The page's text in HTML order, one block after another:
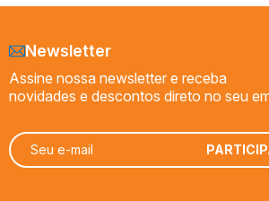
Newsletter
Assine nossa newsletter e receba
novidades e descontos direto no seu